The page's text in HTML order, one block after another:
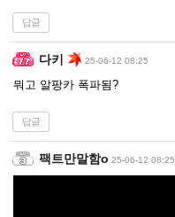
답글
다키 25-06-12 08:25
뭐고 알팡카 폭파됨?
답글
팩트만말함o 25-06-12 08:25